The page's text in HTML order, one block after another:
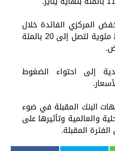
المركزي الفائدة خلال
2025 بإجمالي 7.25 نقاط مئوية لتصل إلى 20 بالمئة
إلى احتواء الضغوط
البنك المقبلة في ضوء
والعالمية وتأثيرها على
المقبلة.